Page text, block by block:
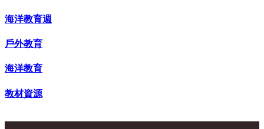
海洋教育週
戶外教育
海洋教育
教材資源